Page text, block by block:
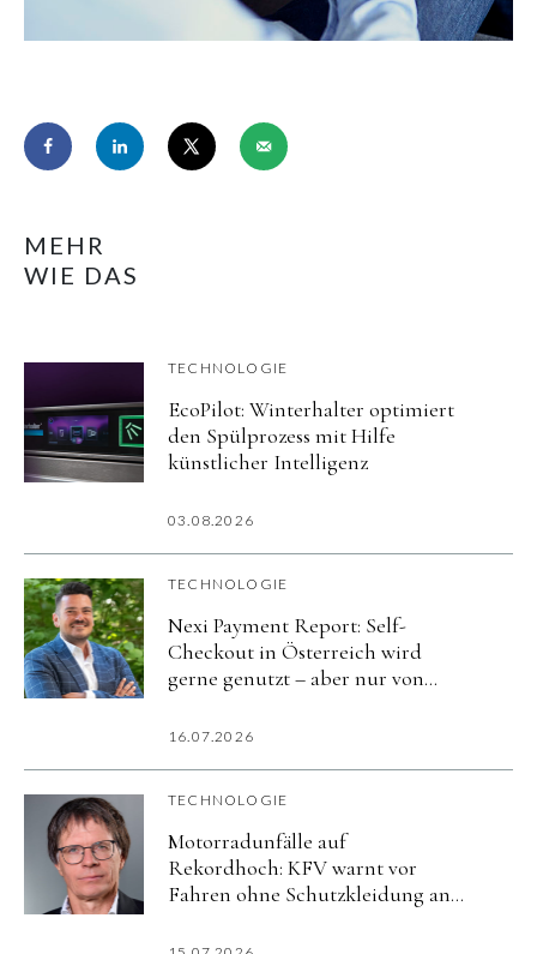
MEHR
WIE DAS
TECHNOLOGIE
EcoPilot: Winterhalter optimiert
den Spülprozess mit Hilfe
künstlicher Intelligenz
03.08.2026
TECHNOLOGIE
Nexi Payment Report: Self-
Checkout in Österreich wird
gerne genutzt – aber nur von
16.07.2026
TECHNOLOGIE
Motorradunfälle auf
Rekordhoch: KFV warnt vor
Fahren ohne Schutzkleidung an